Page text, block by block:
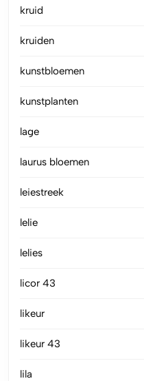
kruid
kruiden
kunstbloemen
kunstplanten
lage
laurus bloemen
leiestreek
lelie
lelies
licor 43
likeur
likeur 43
lila